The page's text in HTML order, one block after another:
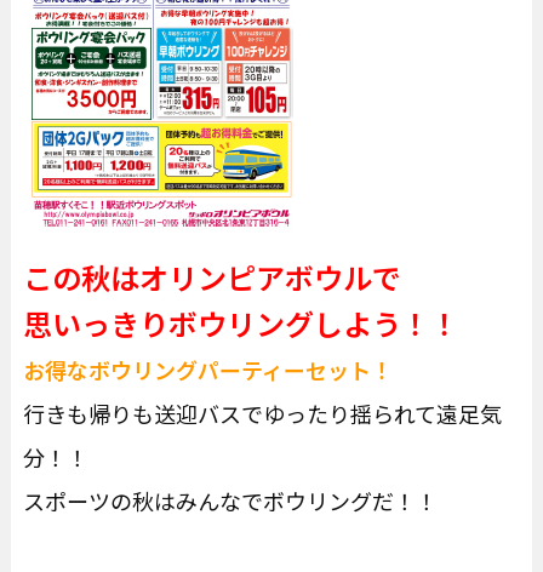
この秋はオリンピアボウルで
思いっきりボウリングしよう！！
お得なボウリングパーティーセット！
行きも帰りも送迎バスでゆったり揺られて遠足気
分！！
スポーツの秋はみんなでボウリングだ！！